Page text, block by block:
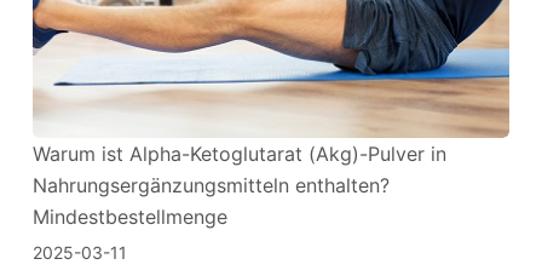
Warum ist Alpha-Ketoglutarat (Akg)-Pulver in
Nahrungsergänzungsmitteln enthalten?
Mindestbestellmenge
2025-03-11